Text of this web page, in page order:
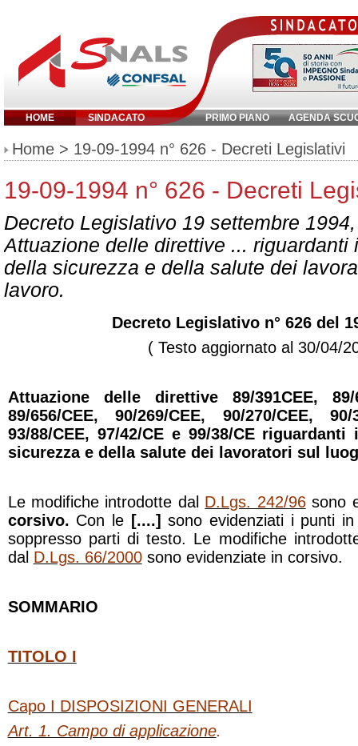
HOME SINDACATO PRIMO PIANO AGENDA
Inserisci parola chiave:
Home > 19-09-1994 n° 626 - Decreti Legislativi
19-09-1994 n° 626 - Decreti
Decreto Legislativo 19 settembre
Attuazione delle direttive ... riguardanti
della sicurezza e della salute dei
lavoro.
Decreto Legislativo n° 626 del
( Testo aggiornato al 30/04/
Attuazione delle direttive 89/391CEE, 89/
89/656/CEE, 90/269/CEE, 90/270/CEE, 90/
93/88/CEE, 97/42/CE e 99/38/CE
sicurezza e della salute dei lavoratori sul
Le modifiche introdotte dal D.Lgs. 242/96sono
corsivo. Con le [....]sono evidenziati i punti
soppresso parti di testo. Le modifiche
dal D.Lgs. 66/2000sono evidenziate in corsivo.
SOMMARIO
TITOLO I
Capo I DISPOSIZIONI GENERALI
Art. 1. Campo di applicazione.